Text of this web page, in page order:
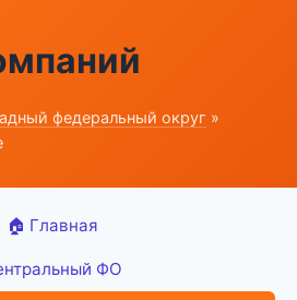
федеральный округ »
🏠 Главная
ФО